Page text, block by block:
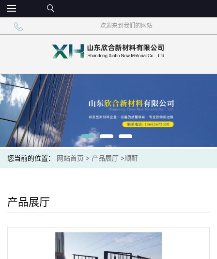
欢迎来到我们的网站
您当前的位置： 网站首页 > 产品展厅 >顺酐
产品展厅